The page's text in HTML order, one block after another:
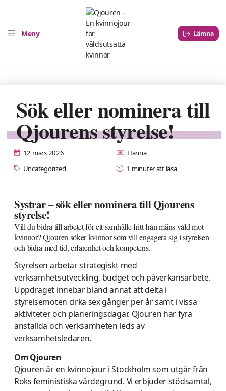
Meny Lämna
Sök eller nominera till
Qjourens styrelse!
12 mars 2026
Hanna
Uncategorized
1 minuter att läsa
Systrar – sök eller nominera till Qjourens
styrelse!
Vill du bidra till arbetet för ett samhälle fritt från mäns våld mot
kvinnor? Qjouren söker kvinnor som vill engagera sig i styrelsen
och bidra med tid, erfarenhet och kompetens.
Styrelsen arbetar strategiskt med
verksamhetsutveckling, budget och påverkansarbete.
Uppdraget innebär bland annat att delta i
styrelsemöten cirka sex gånger per år samt i vissa
aktiviteter och planeringsdagar. Qjouren har fyra
anställda och verksamheten leds av
verksamhetsledaren.
Om Qjouren
Qjouren är en kvinnojour i Stockholm som utgår från
Roks feministiska värdegrund. Vi erbjuder stödsamtal,